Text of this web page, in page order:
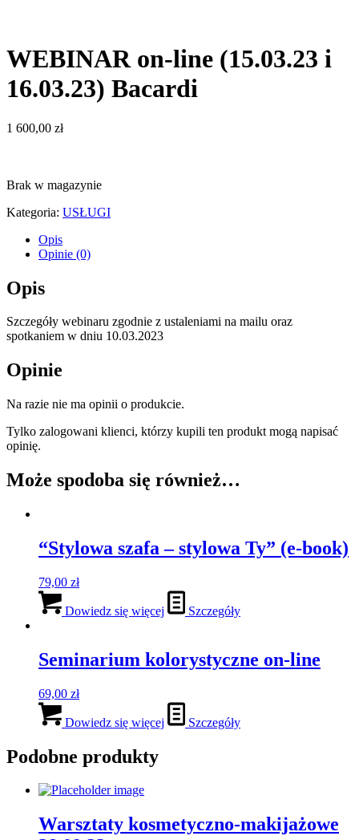
WEBINAR on-line (15.03.23 i
16.03.23) Bacardi
1 600,00 zł
Brak w magazynie
Kategoria: USŁUGI
Opis
Opinie (0)
Opis
Szczegóły webinaru zgodnie z ustaleniami na mailu oraz
spotkaniem w dniu 10.03.2023
Opinie
Na razie nie ma opinii o produkcie.
Tylko zalogowani klienci, którzy kupili ten produkt mogą napisać
opinię.
Może spodoba się również…
“Stylowa szafa – stylowa Ty” (e-book)
79,00 zł
Dowiedz się więcej Szczegóły
Seminarium kolorystyczne on-line
69,00 zł
Dowiedz się więcej Szczegóły
Podobne produkty
Warsztaty kosmetyczno-makijażowe